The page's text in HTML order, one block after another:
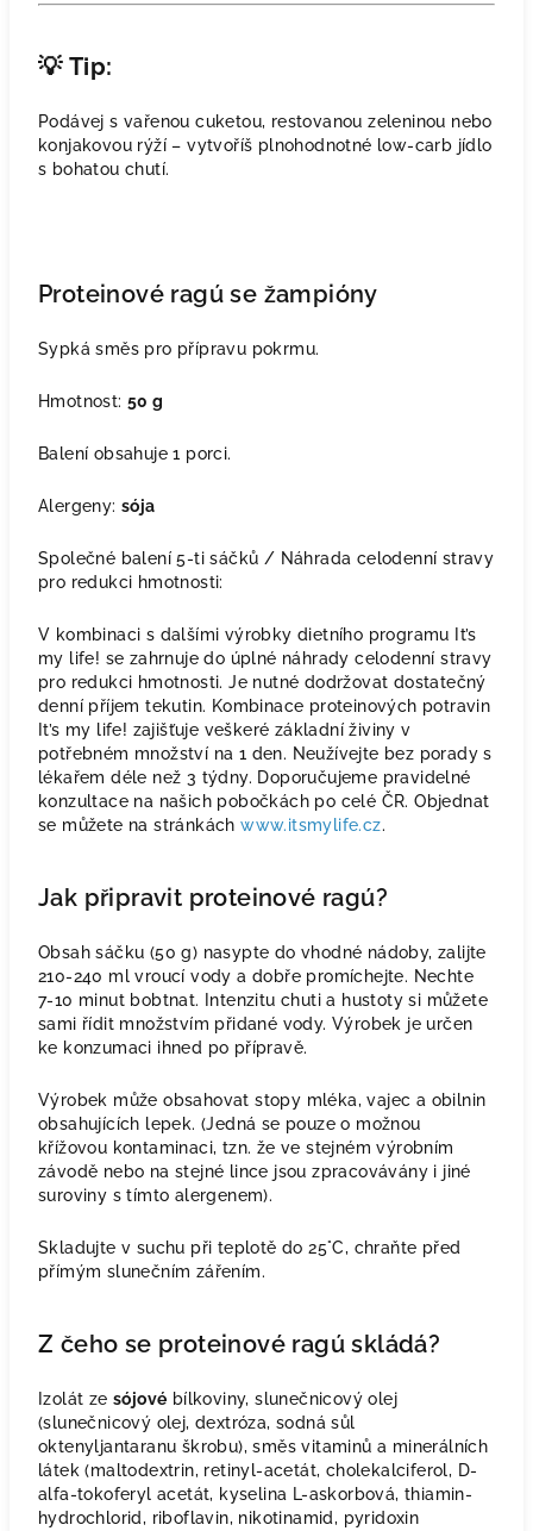
💡 Tip:
Podávej s vařenou cuketou, restovanou zeleninou nebo
konjakovou rýží – vytvoříš plnohodnotné low-carb jídlo
s bohatou chutí.
Proteinové ragú se žampióny
Sypká směs pro přípravu pokrmu.
Hmotnost: 50 g
Balení obsahuje 1 porci.
Alergeny: sója
Společné balení 5-ti sáčků / Náhrada celodenní stravy
pro redukci hmotnosti:
V kombinaci s dalšími výrobky dietního programu It’s
my life! se zahrnuje do úplné náhrady celodenní stravy
pro redukci hmotnosti. Je nutné dodržovat dostatečný
denní příjem tekutin. Kombinace proteinových potravin
It’s my life! zajišťuje veškeré základní živiny v
potřebném množství na 1 den. Neužívejte bez porady s
lékařem déle než 3 týdny. Doporučujeme pravidelné
konzultace na našich pobočkách po celé ČR. Objednat
se můžete na stránkách www.itsmylife.cz.
Jak připravit proteinové ragú?
Obsah sáčku (50 g) nasypte do vhodné nádoby, zalijte
210-240 ml vroucí vody a dobře promíchejte. Nechte
7-10 minut bobtnat. Intenzitu chuti a hustoty si můžete
sami řídit množstvím přidané vody. Výrobek je určen
ke konzumaci ihned po přípravě.
Výrobek může obsahovat stopy mléka, vajec a obilnin
obsahujících lepek. (Jedná se pouze o možnou
křížovou kontaminaci, tzn. že ve stejném výrobním
závodě nebo na stejné lince jsou zpracovávány i jiné
suroviny s tímto alergenem).
Skladujte v suchu při teplotě do 25°C, chraňte před
přímým slunečním zářením.
Z čeho se proteinové ragú skládá?
Izolát ze sójové bílkoviny, slunečnicový olej
(slunečnicový olej, dextróza, sodná sůl
oktenyljantaranu škrobu), směs vitaminů a minerálních
látek (maltodextrin, retinyl-acetát, cholekalciferol, D-
alfa-tokoferyl acetát, kyselina L-askorbová, thiamin-
hydrochlorid, riboflavin, nikotinamid, pyridoxin